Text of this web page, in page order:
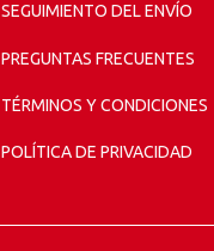
SEGUIMIENTO DEL ENVÍO
PREGUNTAS FRECUENTES
TÉRMINOS Y CONDICIONES
POLÍTICA DE PRIVACIDAD